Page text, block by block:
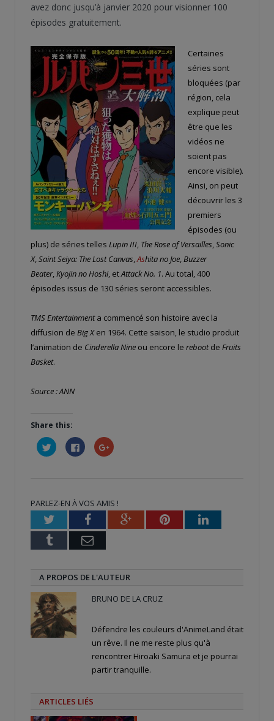
avez donc jusqu’à janvier 2020 pour visionner 100
épisodes gratuitement.
Certaines
séries sont
bloquées (par
région, cela
explique peut
être que les
vidéos ne
soient pas
encore visible).
Ainsi, on peut
découvrir les 3
premiers
épisodes (ou
plus) de séries telles Lupin III, The Rose of Versailles,Sonic
X,Saint Seiya: The Lost Canvas,Ashita no Joe,Buzzer
Beater,Kyojin no Hoshi, etAttack No. 1. Au total, 400
épisodes issus de 130 séries seront accessibles.
TMS Entertainmenta commencé son histoire avec la
diffusion de Big Xen 1964. Cette saison, le studio produit
l’animation de Cinderella Nine ou encore le rebootde Fruits
Basket.
Source : ANN
Share this:
Cliquez
pour
partager
fenêtre)
Cliquez
pour
partager
fenêtre)
Cliquez
pour
nouvelle
fenêtre)
PARLEZ-EN À VOS AMIS !
TwitterFacebookGoogle+PinterestLinkedIn
Tumblr Email
A PROPOS DE L'AUTEUR
BRUNO DE LA CRUZ
Défendre les couleurs d'AnimeLand était
un rêve. Il ne me reste plus qu'à
rencontrer Hiroaki Samura et je pourrai
partir tranquille.
ARTICLES LIÉS